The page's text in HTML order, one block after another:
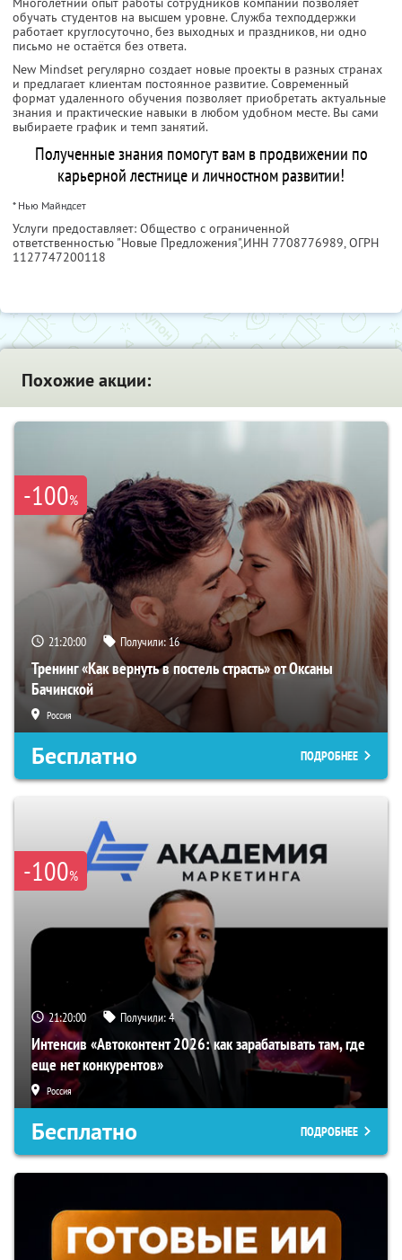
обучать студентов на высшем уровне. Служба техподдержки
работает круглосуточно, без выходных и праздников, ни одно
письмо не остаётся без ответа.
New Mindset регулярно создает новые проекты в разных странах
и предлагает клиентам постоянное развитие. Современный
формат удаленного обучения позволяет приобретать актуальные
знания и практические навыки в любом удобном месте. Вы сами
выбираете график и темп занятий.
Полученные знания помогут вам в продвижении по
карьерной лестнице и личностном развитии!
* Нью Майндсет
Услуги предоставляет: Общество с ограниченной
ответственностью "Новые Предложения",ИНН 7708776989, ОГРН
1127747200118
Похожие акции:
-100%
21:19:59 Получили:16
Тренинг «Как вернуть в постель страсть» от Оксаны
Бачинской
Россия
Бесплатно ПОДРОБНЕЕ
-100%
21:19:59 Получили:4
Интенсив «Автоконтент 2026: как зарабатывать там, где
еще нет конкурентов»
Россия
Бесплатно ПОДРОБНЕЕ